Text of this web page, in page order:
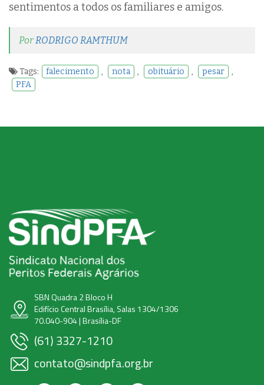
sentimentos a todos os familiares e amigos.
PorRODRIGO RAMTHUM
Tags: falecimento , nota , obituário , pesar
,
PFA
SBN Quadra 2 Bloco H
Edifício Central Brasília, Salas 1304/1306
70.040-904 | Brasília-DF
(61) 3327-1210
contato@sindpfa.org.br